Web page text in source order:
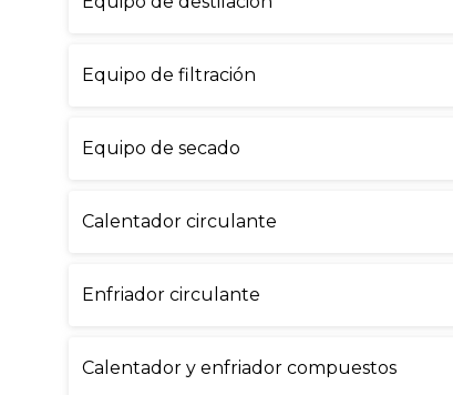
Equipo de filtración
Equipo de secado
Calentador circulante
Enfriador circulante
Calentador y enfriador compuestos